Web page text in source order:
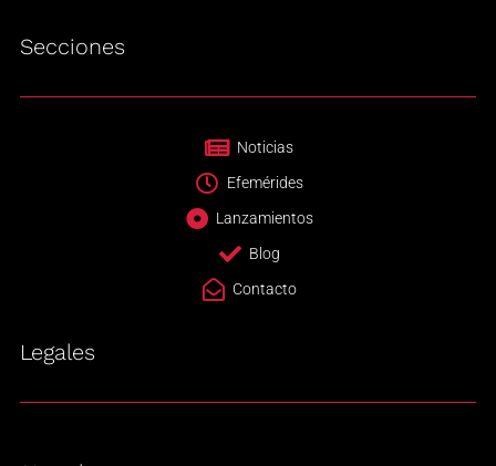
Secciones
Noticias
Efemérides
Lanzamientos
Blog
Contacto
Legales